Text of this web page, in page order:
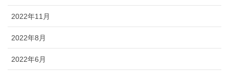
2022年11月
2022年8月
2022年6月